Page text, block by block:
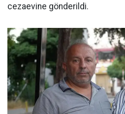
cezaevine gönderildi.